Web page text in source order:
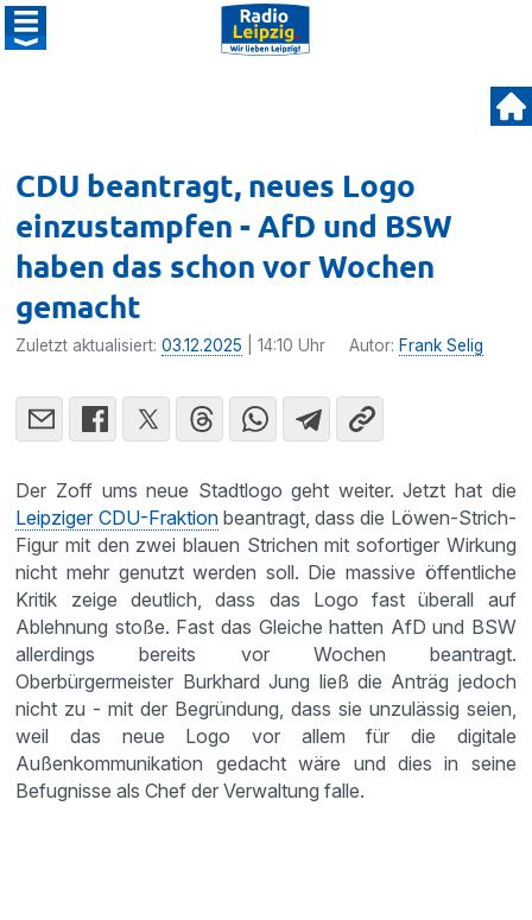
CDU beantragt, neues Logo
einzustampfen - AfD und BSW
haben das schon vor Wochen
gemacht
Zuletzt aktualisiert:03.12.2025 | 14:10 Uhr Autor: Frank Selig
Der Zoff ums neue Stadtlogo geht weiter. Jetzt hat die
Leipziger CDU-Fraktionbeantragt, dass die Löwen-Strich-
Figur mit den zwei blauen Strichen mit sofortiger Wirkung
nicht mehr genutzt werden soll. Die massive öffentliche
Kritik zeige deutlich, dass das Logo fast überall auf
Ablehnung stoße. Fast das Gleiche hatten AfD und BSW
allerdings bereits vor Wochen beantragt.
Oberbürgermeister Burkhard Jung ließ die Anträg jedoch
nicht zu - mit der Begründung, dass sie unzulässig seien,
weil das neue Logo vor allem für die digitale
Außenkommunikation gedacht wäre und dies in seine
Befugnisse als Chef der Verwaltung falle.